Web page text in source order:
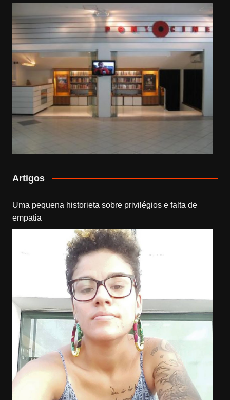
Artigos
Uma pequena historieta sobre privilégios e falta de
empatia